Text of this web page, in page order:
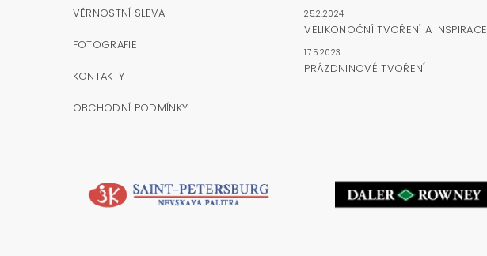
VĚRNOSTNÍ SLEVA
FOTOGRAFIE
KONTAKTY
OBCHODNÍ PODMÍNKY
25.2.2024
VELIKONOČNÍ TVOŘENÍ A INSPIRACE
17.5.2023
PRÁZDNINOVÉ TVOŘENÍ